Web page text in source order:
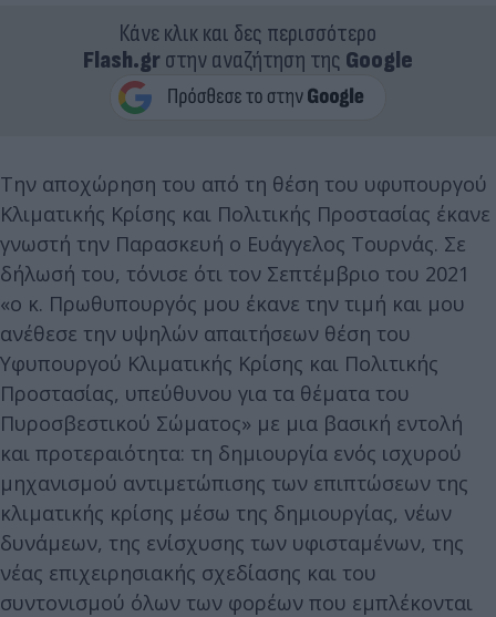
Κάνε κλικ και δες περισσότερο
Flash.grστην αναζήτηση της Google
Tην αποχώρηση του από τη θέση του υφυπουργού
Κλιματικής Κρίσης και Πολιτικής Προστασίας έκανε
γνωστή την Παρασκευή ο Ευάγγελος Τουρνάς. Σε
δήλωσή του, τόνισε ότι τον Σεπτέμβριο του 2021
«ο κ. Πρωθυπουργός μου έκανε την τιμή και μου
ανέθεσε την υψηλών απαιτήσεων θέση του
Υφυπουργού Κλιματικής Κρίσης και Πολιτικής
Προστασίας, υπεύθυνου για τα θέματα του
Πυροσβεστικού Σώματος» με μια βασική εντολή
και προτεραιότητα: τη δημιουργία ενός ισχυρού
μηχανισμού αντιμετώπισης των επιπτώσεων της
κλιματικής κρίσης μέσω της δημιουργίας, νέων
δυνάμεων, της ενίσχυσης των υφισταμένων, της
νέας επιχειρησιακής σχεδίασης και του
συντονισμού όλων των φορέων που εμπλέκονται